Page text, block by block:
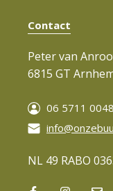
Contact
Peter van
6815 GT
06 5711 0048
NL 49 RABO